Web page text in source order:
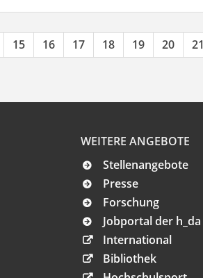
15 16 17 18 19 20 21
WEITERE ANGEBOTE
Stellenangebote
Presse
Forschung
Jobportal der h_da
International
Bibliothek